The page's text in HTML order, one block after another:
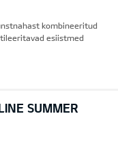
kombineeritud
esiistmed
SUMMER